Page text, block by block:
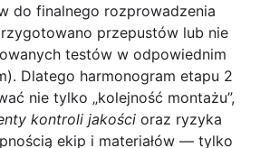
do finalnego rozprowadzenia
przepustów lub nie
testów w odpowiednim
Dlatego harmonogram etapu 2
nie tylko „kolejność montażu”,
kontroli jakości oraz ryzyka
ekip i materiałów — tylko